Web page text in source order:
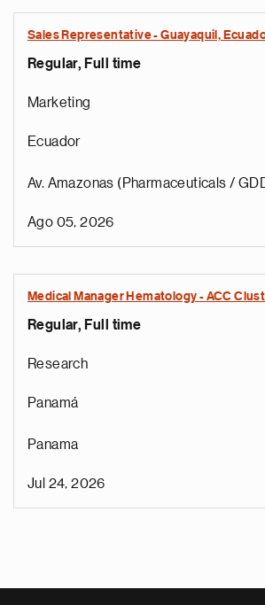
Sales Representative - Guayaquil,
Regular, Full time
Marketing
Ecuador
Av. Amazonas (Pharmaceuticals /
Ago 05, 2026
Medical Manager Hematology - ACC
Regular, Full time
Research
Panamá
Panama
Jul 24, 2026